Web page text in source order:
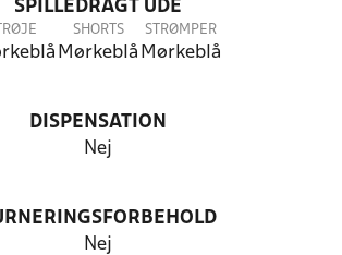
SPILLEDRAGT UDE
TRØJE SHORTS
Mørkeblå
STRØMPER
Mørkeblå
DISPENSATION
Nej
Nej